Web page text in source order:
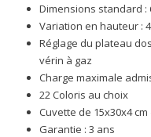
Dimensions standard :
Variation en hauteur :
Réglage du plateau
vérin à gaz
Charge maximale
22 Coloris au choix
Cuvette de 15x30x4
Garantie : 3 ans